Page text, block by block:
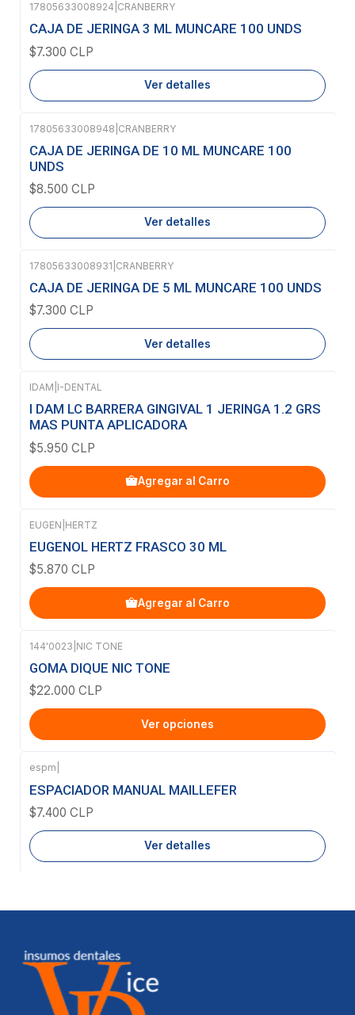
Agotado
17805633008924 CRANBERRY
CAJA DE JERINGA 3 ML MUNCARE 100 UNDS
$7.300 CLP
Ver detalles
Agotado
17805633008948 CRANBERRY
CAJA DE JERINGA DE 10 ML MUNCARE 100
UNDS
$8.500 CLP
Ver detalles
Agotado
17805633008931 CRANBERRY
CAJA DE JERINGA DE 5 ML MUNCARE 100 UNDS
$7.300 CLP
Ver detalles
IDAM I-DENTAL
I DAM LC BARRERA GINGIVAL 1 JERINGA 1.2 GRS
MAS PUNTA APLICADORA
$5.950 CLP
Agregar al Carro
EUGEN HERTZ
EUGENOL HERTZ FRASCO 30 ML
$5.870 CLP
Agregar al Carro
144'0023 NIC TONE
GOMA DIQUE NIC TONE
$22.000 CLP
Ver opciones
Agotado
espm
ESPACIADOR MANUAL MAILLEFER
$7.400 CLP
Ver detalles